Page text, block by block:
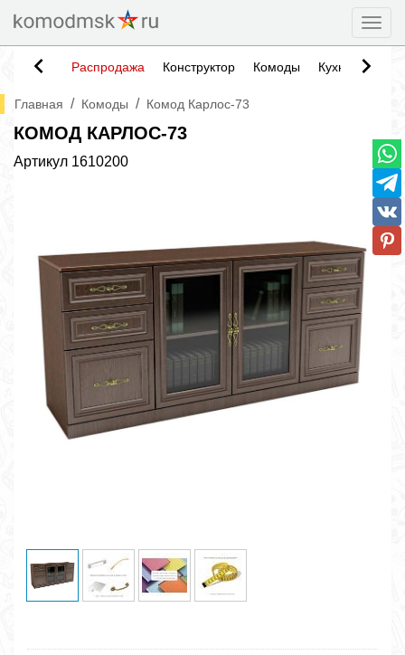
Распродажа Конструктор Комоды Кухни
Главная / Комоды / Комод Карлос-73
КОМОД КАРЛОС-73
Артикул 1610200